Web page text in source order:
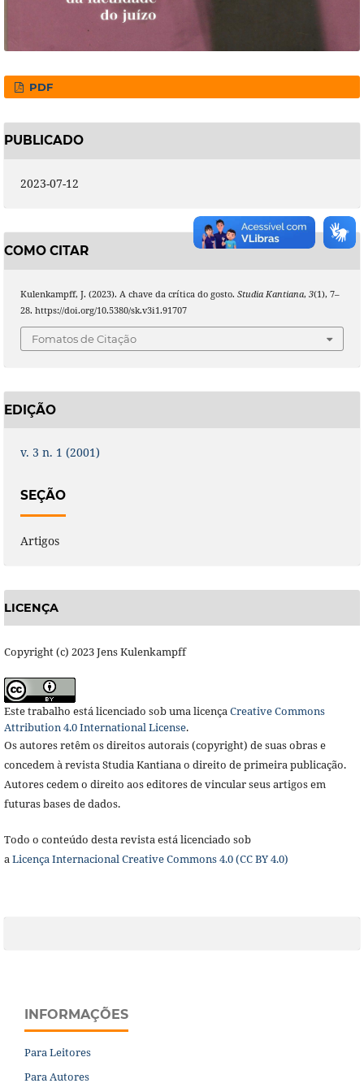
PDF
PUBLICADO
2023-07-12
COMO CITAR
Kulenkampff, J. (2023). A chave da crítica do gosto. Studia Kantiana, 3(1), 7–
28. https://doi.org/10.5380/sk.v3i1.91707
Fomatos de Citação
EDIÇÃO
v. 3 n. 1 (2001)
SEÇÃO
Artigos
LICENÇA
Copyright (c) 2023 Jens Kulenkampff
Este trabalho está licenciado sob uma licençaCreative Commons
Attribution 4.0 International License.
Os autores retêm os direitos autorais (copyright) de suas obras e
concedem à revista Studia Kantiana o direito de primeira publicação.
Autores cedem o direito aos editores de vincular seus artigos em
futuras bases de dados.
Todo o conteúdo desta revista está licenciado sob
aLicençaInternacional Creative Commons 4.0 (CC BY 4.0)
INFORMAÇÕES
Para Leitores
Para Autores